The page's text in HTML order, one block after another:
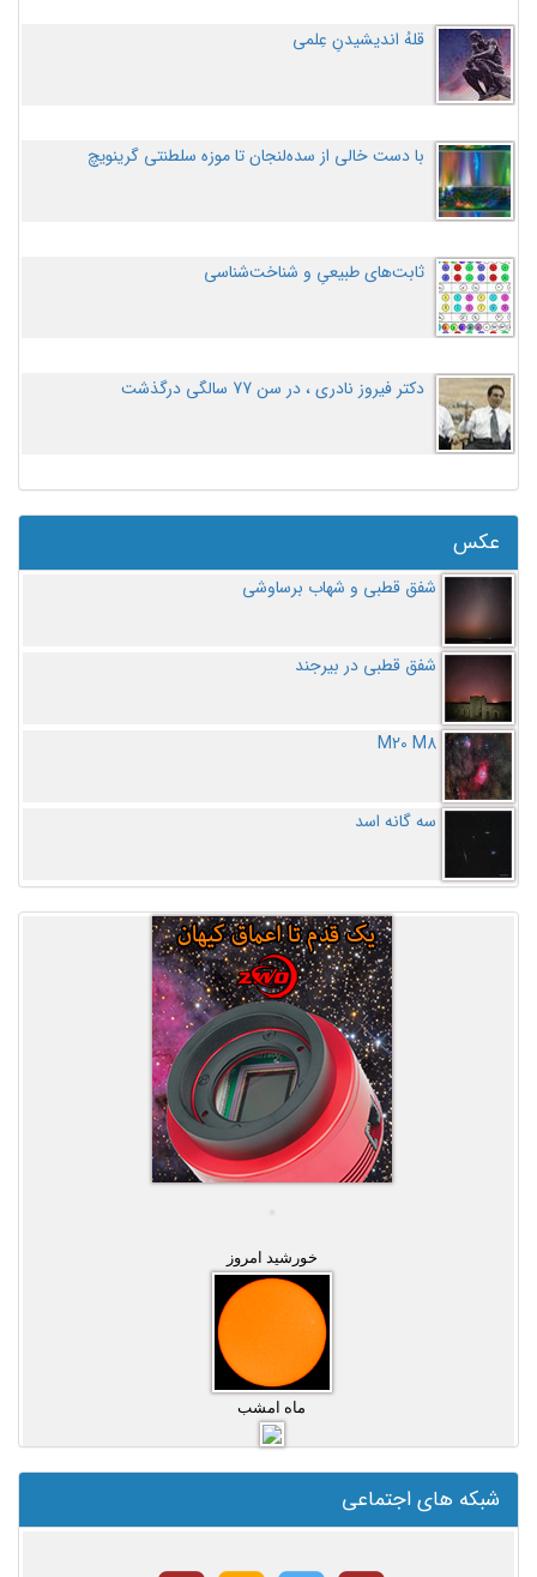
قلهُ اندیشیدنِ عِلمی
با دست خالی از سده‌لنجان تا موزه سلطنتی گرینویچ
ثابت‌های طبیعیِ و شناخت‌شناسی
دکتر فیروز نادری ، در سن 77 سالگی درگذشت
عکس
شفق قطبی و شهاب برساوشی
شفق قطبی در بیرجند
M20 M8
سه گانه اسد
خورشید امروز
ماه امشب
شبکه های اجتماعی